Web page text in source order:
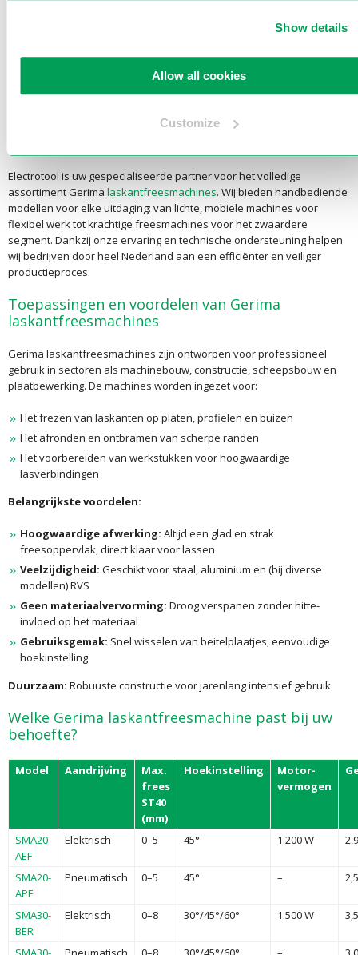
Show details
Allow all cookies
Customize
staan wereldwijd bekend om hun precisie,
duurzaamheid en gebruiksgemak. Of u nu werkt met staal, aluminium
het snel en nauwkeurig frezen van laskanten en afrondingen, zonder
Electrotool is uw gespecialiseerde partner voor het volledige
assortiment Gerima laskantfreesmachines. Wij bieden handbediende
modellen voor elke uitdaging: van lichte, mobiele machines voor
flexibel werk tot krachtige freesmachines voor het zwaardere
segment. Dankzij onze ervaring en technische ondersteuning helpen
wij bedrijven door heel Nederland aan een efficiënter en veiliger
productieproces.
Toepassingen en voordelen van Gerima
laskantfreesmachines
Gerima laskantfreesmachines zijn ontworpen voor professioneel
gebruik in sectoren als machinebouw, constructie, scheepsbouw en
plaatbewerking. De machines worden ingezet voor:
Het frezen van laskanten op platen, profielen en buizen
Het afronden en ontbramen van scherpe randen
Het voorbereiden van werkstukken voor hoogwaardige
lasverbindingen
Belangrijkste voordelen:
Hoogwaardige afwerking: Altijd een glad en strak
freesoppervlak, direct klaar voor lassen
Veelzijdigheid: Geschikt voor staal, aluminium en (bij diverse
modellen) RVS
Geen materiaalvervorming: Droog verspanen zonder hitte-
invloed op het materiaal
Gebruiksgemak: Snel wisselen van beitelplaatjes, eenvoudige
hoekinstelling
Duurzaam: Robuuste constructie voor jarenlang intensief gebruik
Welke Gerima laskantfreesmachine past bij uw
behoefte?
Model Aandrijving
Max.
frees
ST40
(mm)
Hoekinstelling
Motor-
vermogen
SMA20-
AEF
Elektrisch 0–5 45° 1.200 W
SMA20-
APF
Pneumatisch 0–5 45° –
SMA30-
BER
Elektrisch 0–8 30°/45°/60° 1.500 W